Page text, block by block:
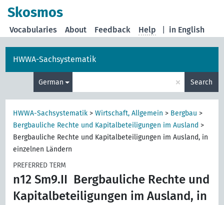
Skosmos
in English
Vocabularies About Feedback Help
HWWA-Sachsystematik
German × Search
HWWA-Sachsystematik >Wirtschaft, Allgemein > Bergbau >
Bergbauliche Rechte und Kapitalbeteiligungen im Ausland >
Bergbauliche Rechte und Kapitalbeteiligungen im Ausland, in
einzelnen Ländern
PREFERRED TERM
n12 Sm9.II Bergbauliche Rechte und
Kapitalbeteiligungen im Ausland, in